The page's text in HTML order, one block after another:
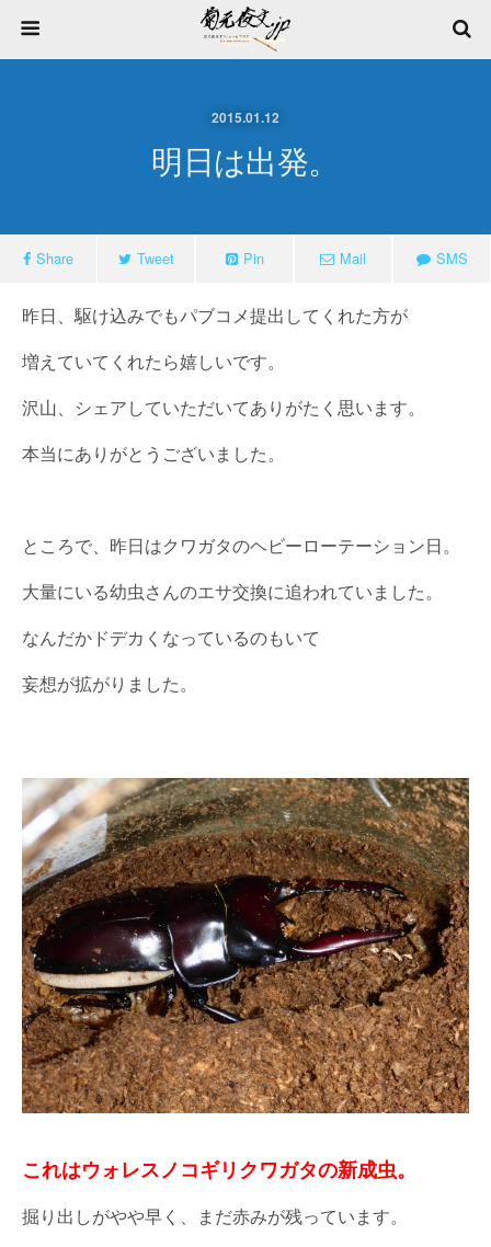
2015.01.12
明日は出発。
Share Tweet Pin Mail SMS
昨日、駆け込みでもパブコメ提出してくれた方が
増えていてくれたら嬉しいです。
沢山、シェアしていただいてありがたく思います。
本当にありがとうございました。
ところで、昨日はクワガタのヘビーローテーション日。
大量にいる幼虫さんのエサ交換に追われていました。
なんだかドデカくなっているのもいて
妄想が拡がりました。
これはウォレスノコギリクワガタの新成虫。
掘り出しがやや早く、まだ赤みが残っています。